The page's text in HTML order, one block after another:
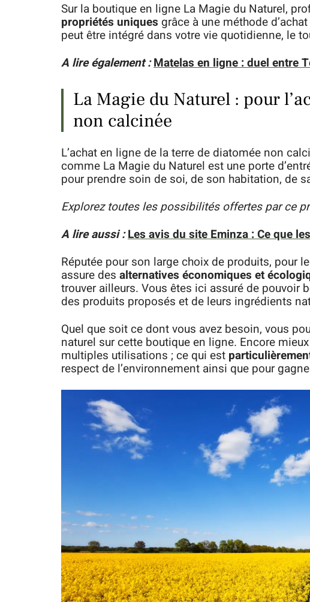
Sur la boutique en ligne La Magie du Naturel,
propriétés uniques grâce à une méthode
peut être intégré dans votre vie quotidienne, le
A lire également :Matelas en ligne : duel entre
La Magie du Naturel : pour
non calcinée
L’achat en ligne de la terre de diatomée non
comme La Magie du Naturel est une porte
pour prendre soin de soi, de son habitation, de
Explorez toutes les possibilités offertes par ce
A lire aussi :Les avis du site Eminza : Ce que
Réputée pour son large choix de produits, pour
assure des alternatives économiques et
trouver ailleurs. Vous êtes ici assuré de pouvoir
des produits proposés et de leurs ingrédients
Quel que soit ce dont vous avez besoin, vous
naturel sur cette boutique en ligne. Encore
multiples utilisations ; ce qui est
respect de l’environnement ainsi que pour